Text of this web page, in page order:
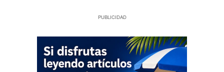
PUBLICIDAD